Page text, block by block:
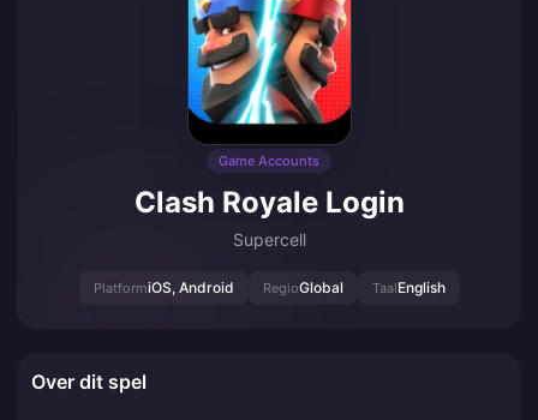
Game Accounts
Clash Royale Login
Supercell
PlatformiOS, Android RegioGlobal TaalEnglish
Over dit spel